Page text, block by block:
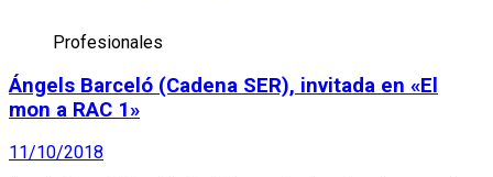
Profesionales
Ángels Barceló (Cadena SER), invitada en «El
mon a RAC 1»
11/10/2018